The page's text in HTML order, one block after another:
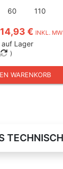
60 110
14,93 € INKL.
Lager
)
WARENKORB